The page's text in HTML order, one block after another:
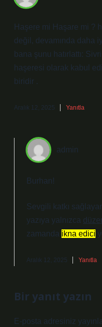
Haşere mi Haşare mi ?
değil, devamında daha
bana şunu hatırlattı:
haşeresi olarak kabul
biridir .
Aralık 12, 2025 Yanıtla
admin
Burhan!
Sevgili katkı
yazıya yalnızca
zamanda ikna edici
Aralık 12, 2025 Yanıtla
Bir yanıt yazın
E-posta adresiniz